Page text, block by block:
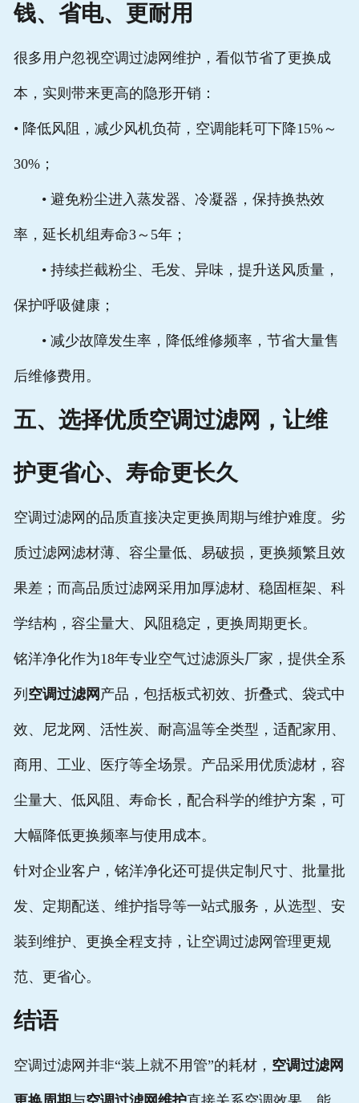
钱、省电、更耐用
很多用户忽视空调过滤网维护，看似节省了更换成
本，实则带来更高的隐形开销：
• 降低风阻，减少风机负荷，空调能耗可下降15%～
30%；
• 避免粉尘进入蒸发器、冷凝器，保持换热效
率，延长机组寿命3～5年；
• 持续拦截粉尘、毛发、异味，提升送风质量，
保护呼吸健康；
• 减少故障发生率，降低维修频率，节省大量售
后维修费用。
五、选择优质空调过滤网，让维
护更省心、寿命更长久
空调过滤网的品质直接决定更换周期与维护难度。劣
质过滤网滤材薄、容尘量低、易破损，更换频繁且效
果差；而高品质过滤网采用加厚滤材、稳固框架、科
学结构，容尘量大、风阻稳定，更换周期更长。
铭洋净化作为18年专业空气过滤源头厂家，提供全系
列 空调过滤网 产品，包括板式初效、折叠式、袋式中
效、尼龙网、活性炭、耐高温等全类型，适配家用、
商用、工业、医疗等全场景。产品采用优质滤材，容
尘量大、低风阻、寿命长，配合科学的维护方案，可
大幅降低更换频率与使用成本。
针对企业客户，铭洋净化还可提供定制尺寸、批量批
发、定期配送、维护指导等一站式服务，从选型、安
装到维护、更换全程支持，让空调过滤网管理更规
范、更省心。
结语
空调过滤网并非“装上就不用管”的耗材， 空调过滤网